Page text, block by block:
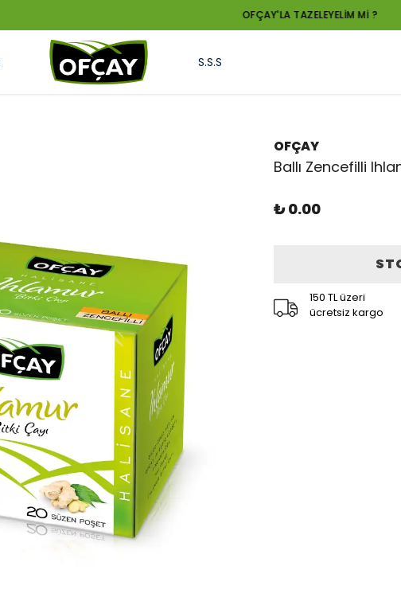
S.S.S
OFÇAY
Ballı Zencefilli
₺ 0.00
150 TL üzeri
ücretsiz kargo